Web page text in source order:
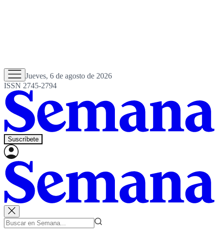
Jueves, 6 de agosto de 2026
ISSN 2745-2794
Suscríbete